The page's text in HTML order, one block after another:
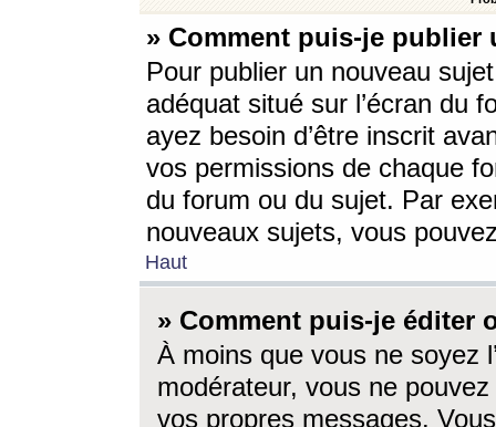
» Comment puis-je
Pour publier un nouveau
adéquat situé sur l’écran du
ayez besoin d’être inscrit
vos permissions de chaque
du forum ou du sujet. Par
nouveaux sujets, vous
Haut
» Comment puis-je éditer
À moins que vous ne soyez
modérateur, vous ne
vos propres messages.